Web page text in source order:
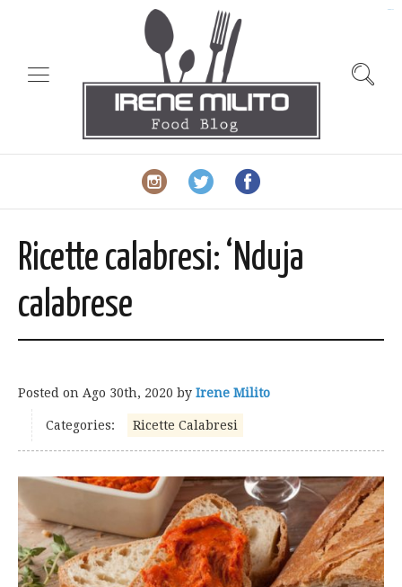
Ricette calabresi: ‘Nduja
calabrese
Posted on Ago 30th, 2020 by Irene Milito
Categories: Ricette Calabresi